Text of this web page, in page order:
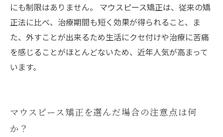
にも制限はありません。 マウスピース矯正は、従来の矯
正法に比べ、治療期間も短く効果が得られること、ま
た、外すことが出来るため生活にクセ付けや治療に苦痛
を感じることがほとんどないため、近年人気が高まって
います。
マウスピース矯正を選んだ場合の注意点は何
か？